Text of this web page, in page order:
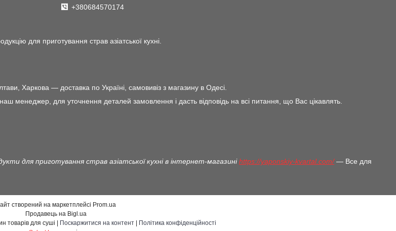
+380684570174
для приготування страв азіатської кухні.
Харкова — доставка по Україні, самовивіз з магазину в Одесі.
для уточнення деталей замовлення і дасть відповідь на всі питання, що Вас цікавлять.
для приготування страв азіатської кухні в інтернет-магазиніhttps://yaponskiy-kvartal.com/— Все для
створений на маркетплейсі Prom.ua
Продавець на Bigl.ua
Поскаржитися на контент
Політика конфіденційності